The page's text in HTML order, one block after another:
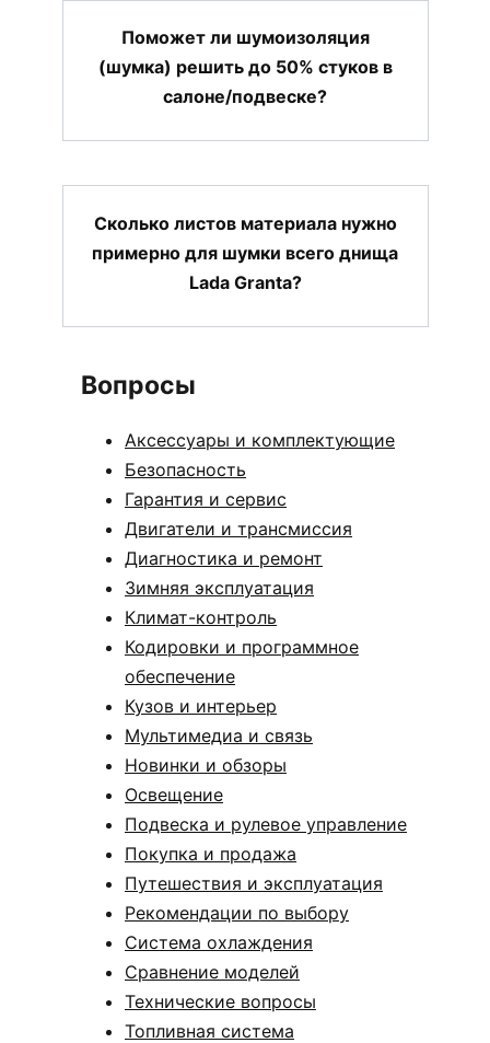
Поможет ли шумоизоляция
(шумка) решить до 50% стуков в
салоне/подвеске?
Сколько листов материала нужно
примерно для шумки всего днища
Lada Granta?
Вопросы
Аксессуары и комплектующие
Безопасность
Гарантия и сервис
Двигатели и трансмиссия
Диагностика и ремонт
Зимняя эксплуатация
Климат-контроль
Кодировки и программное
обеспечение
Кузов и интерьер
Мультимедиа и связь
Новинки и обзоры
Освещение
Подвеска и рулевое управление
Покупка и продажа
Путешествия и эксплуатация
Рекомендации по выбору
Система охлаждения
Сравнение моделей
Технические вопросы
Топливная система